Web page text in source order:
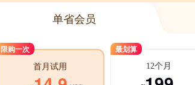
单省会员
限购一次
首月试用
最划算
12个月